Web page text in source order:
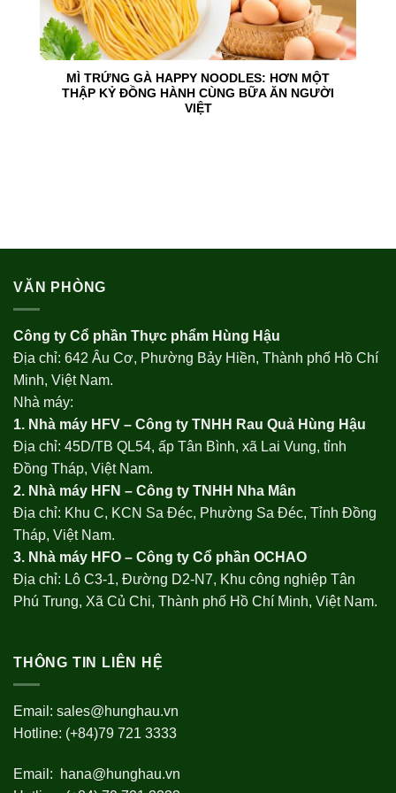
MÌ TRỨNG GÀ HAPPY NOODLES: HƠN MỘT
THẬP KỶ ĐỒNG HÀNH CÙNG BỮA ĂN NGƯỜI
VIỆT
VĂN PHÒNG
Công ty Cổ phần Thực phẩm Hùng Hậu
Địa chỉ: 642 Âu Cơ, Phường Bảy Hiền, Thành phố Hồ Chí
Minh, Việt Nam.
Nhà máy:
1. Nhà máy HFV – Công ty TNHH Rau Quả Hùng Hậu
Địa chỉ: 45D/TB QL54, ấp Tân Bình, xã Lai Vung, tỉnh
Đồng Tháp, Việt Nam.
2. Nhà máy HFN – Công ty TNHH Nha Mân
Địa chỉ: Khu C, KCN Sa Đéc, Phường Sa Đéc, Tỉnh Đồng
Tháp, Việt Nam.
3. Nhà máy HFO – Công ty Cổ phần OCHAO
Địa chỉ: Lô C3-1, Đường D2-N7, Khu công nghiệp Tân
Phú Trung, Xã Củ Chi, Thành phố Hồ Chí Minh, Việt Nam.
THÔNG TIN LIÊN HỆ
Email: sales@hunghau.vn
Hotline: (+84)79 721 3333
Email:
hana@hunghau.vn